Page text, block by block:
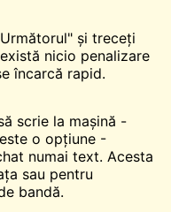
și treceți
nicio penalizare
încarcă rapid.
scrie la mașină -
o opțiune -
numai text. Acesta
sau pentru
bandă.